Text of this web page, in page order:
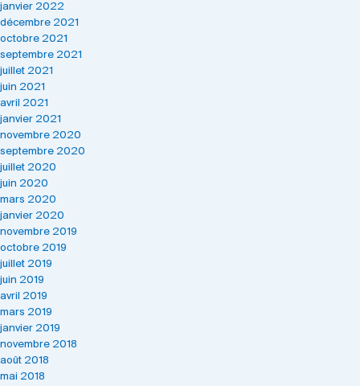
janvier 2022
décembre 2021
octobre 2021
septembre 2021
juillet 2021
juin 2021
avril 2021
janvier 2021
novembre 2020
septembre 2020
juillet 2020
juin 2020
mars 2020
janvier 2020
novembre 2019
octobre 2019
juillet 2019
juin 2019
avril 2019
mars 2019
janvier 2019
novembre 2018
août 2018
mai 2018